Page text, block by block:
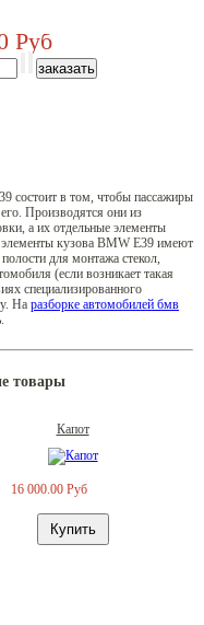
Руб
состоит в том, чтобы пассажиры
Производятся они из
а их отдельные элементы
кузова BMW E39 имеют
для монтажа стекол,
(если возникает такая
специализированного
На разборке автомобилей бмв
товары
Капот
16 000.00 Руб